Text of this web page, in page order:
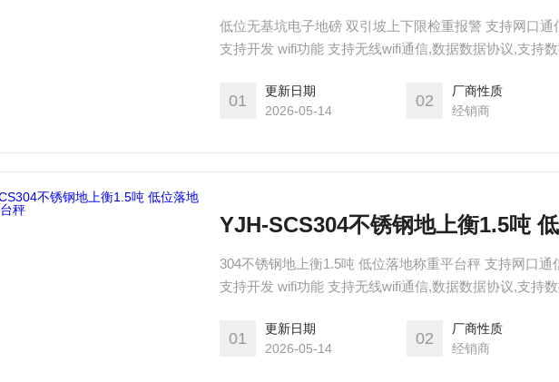
低位无基坑电子地磅 双引坡上下限检重报警 支持网口
支持开发 wifi功能 支持无线wifi通信,数据数据协议,支持
01
更新日期
2026-05-14
02
厂商性质
经销商
YJH-SCS304不锈钢地上衡1.5吨
304不锈钢地上衡1.5吨 低位落地称重平台秤 支持网口
支持开发 wifi功能 支持无线wifi通信,数据数据协议,支持
01
更新日期
2026-05-14
02
厂商性质
经销商